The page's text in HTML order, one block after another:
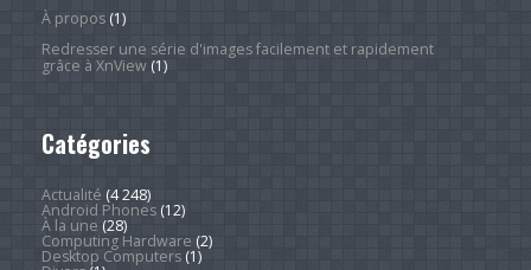
À propos(1)
Redresser une série d'images facilement et rapidement
grâce à XnView(1)
Catégories
Actualité (4 248)
Android Phones(12)
À la une (28)
Computing Hardware (2)
Desktop Computers(1)